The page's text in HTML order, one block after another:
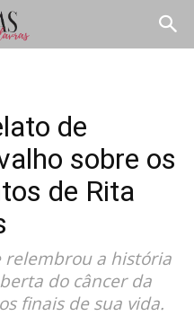
de
sobre os
de Rita
relembrou a história
do câncer da
finais de sua vida.